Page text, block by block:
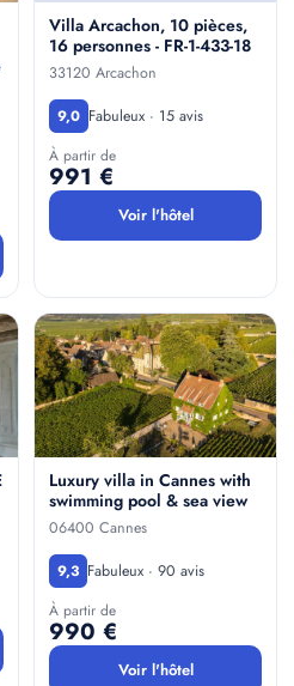
Villa Arcachon, 10 pièces,
16 personnes - FR-1-433-18
33120 Arcachon
9,0 Fabuleux · 15 avis
À partir de
991 €
Voir l'hôtel
Luxury villa in Cannes with
swimming pool & sea view
06400 Cannes
9,3 Fabuleux · 90 avis
À partir de
990 €
Voir l'hôtel